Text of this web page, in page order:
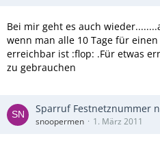
Bei mir geht es auch
wenn man alle 10 Tage für
erreichbar ist :flop: .Für etwas
zu gebrauchen
Sparruf Festnetznummer
snoopermen 1. März 2011